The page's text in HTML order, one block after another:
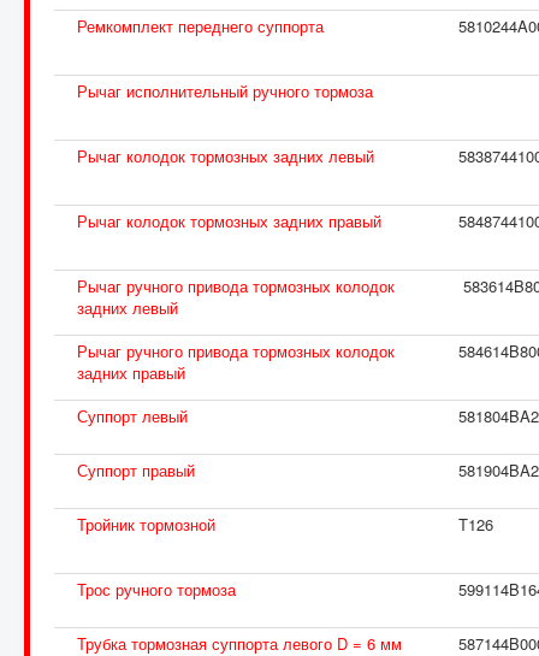
Ремкомплект переднего суппорта
Рычаг исполнительный ручного тормоза
Рычаг колодок тормозных задних левый
Рычаг колодок тормозных задних правый
Рычаг ручного привода тормозных колодок
задних левый
Рычаг ручного привода тормозных колодок
задних правый
Суппорт левый
Суппорт правый
Тройник тормозной T126
Трос ручного тормоза
Трубка тормозная суппорта левого D = 6 мм